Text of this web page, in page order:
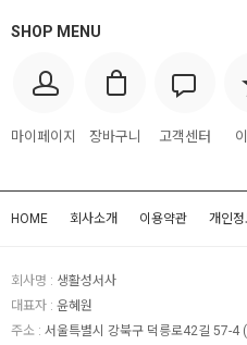
SHOP MENU
마이페이지 장바구니 고객센터
HOME 회사소개 이용약관 개인정
회사명 : 생활성서사
대표자 : 윤혜원
주소 : 서울특별시 강북구 덕릉로42길 57-4